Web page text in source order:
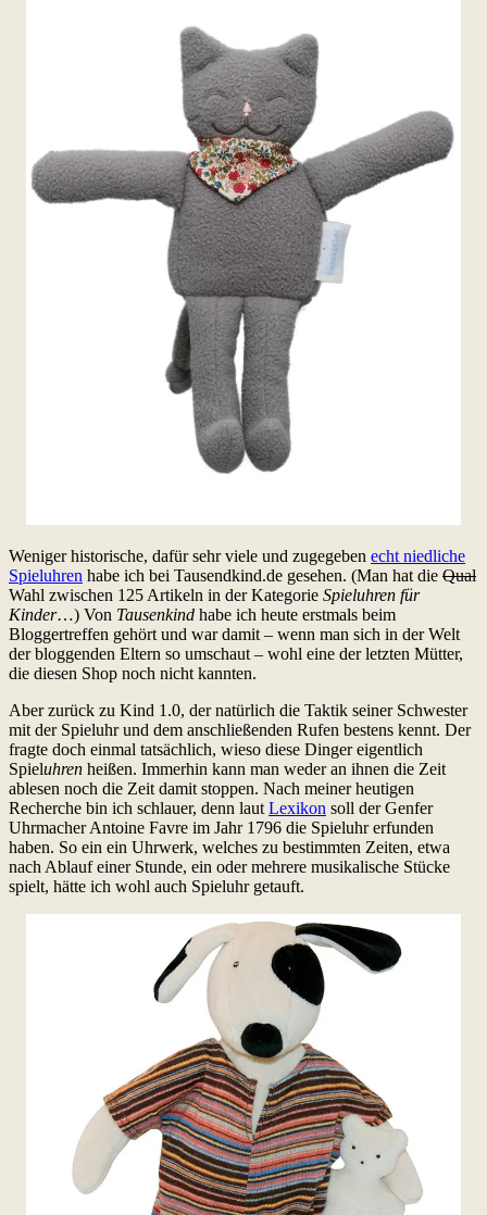
Weniger historische, dafür sehr viele und zugegeben echt niedliche
Spieluhren habe ich bei Tausendkind.de gesehen. (Man hat die Qual
Wahl zwischen 125 Artikeln in der Kategorie Spieluhren für
Kinder…) Von Tausenkind habe ich heute erstmals beim
Bloggertreffen gehört und war damit – wenn man sich in der Welt
der bloggenden Eltern so umschaut – wohl eine der letzten Mütter,
die diesen Shop noch nicht kannten.
Aber zurück zu Kind 1.0, der natürlich die Taktik seiner Schwester
mit der Spieluhr und dem anschließenden Rufen bestens kennt. Der
fragte doch einmal tatsächlich, wieso diese Dinger eigentlich
Spieluhren heißen. Immerhin kann man weder an ihnen die Zeit
ablesen noch die Zeit damit stoppen. Nach meiner heutigen
Recherche bin ich schlauer, denn laut Lexikon soll der Genfer
Uhrmacher Antoine Favre im Jahr 1796 die Spieluhr erfunden
haben. So ein ein Uhrwerk, welches zu bestimmten Zeiten, etwa
nach Ablauf einer Stunde, ein oder mehrere musikalische Stücke
spielt, hätte ich wohl auch Spieluhr getauft.